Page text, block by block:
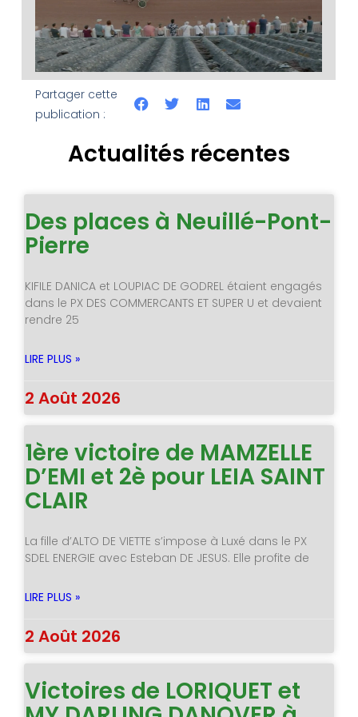
Partager cette
publication :
Actualités récentes
Des places à Neuillé-Pont-
Pierre
KIFILE DANICA et LOUPIAC DE GODREL étaient engagés
dans le PX DES COMMERCANTS ET SUPER U et devaient
rendre 25
LIRE PLUS »
2 Août 2026
1ère victoire de MAMZELLE
D’EMI et 2è pour LEIA SAINT
CLAIR
La fille d’ALTO DE VIETTE s’impose à Luxé dans le PX
SDEL ENERGIE avec Esteban DE JESUS. Elle profite de
LIRE PLUS »
2 Août 2026
Victoires de LORIQUET et